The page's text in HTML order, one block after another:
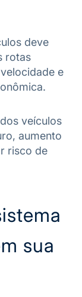
deve
rotas
e
veículos
aumento
risco de
sua